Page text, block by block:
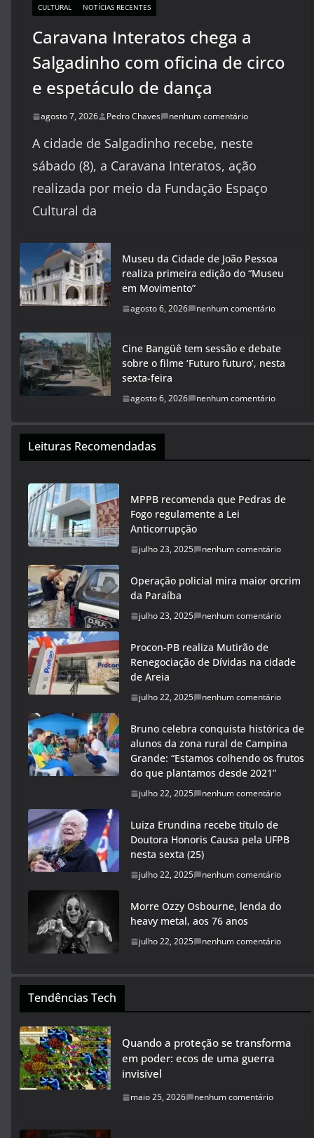
CULTURAL NOTÍCIAS RECENTES
Caravana Interatos chega a
Salgadinho com oficina de circo
e espetáculo de dança
agosto 7, 2026 Pedro Chaves nenhum comentário
A cidade de Salgadinho recebe, neste
sábado (8), a Caravana Interatos, ação
realizada por meio da Fundação Espaço
Cultural da
Museu da Cidade de João Pessoa
realiza primeira edição do “Museu
em Movimento”
agosto 6, 2026 nenhum comentário
Cine Bangüê tem sessão e debate
sobre o filme ‘Futuro futuro’, nesta
sexta-feira
agosto 6, 2026 nenhum comentário
Leituras Recomendadas
MPPB recomenda que Pedras de
Fogo regulamente a Lei
Anticorrupção
julho 23, 2025 nenhum comentário
Operação policial mira maior orcrim
da Paraíba
julho 23, 2025 nenhum comentário
Procon-PB realiza Mutirão de
Renegociação de Dívidas na cidade
de Areia
julho 22, 2025 nenhum comentário
Bruno celebra conquista histórica de
alunos da zona rural de Campina
Grande: “Estamos colhendo os frutos
do que plantamos desde 2021”
julho 22, 2025 nenhum comentário
Luiza Erundina recebe título de
Doutora Honoris Causa pela UFPB
nesta sexta (25)
julho 22, 2025 nenhum comentário
Morre Ozzy Osbourne, lenda do
heavy metal, aos 76 anos
julho 22, 2025 nenhum comentário
Tendências Tech
Quando a proteção se transforma
em poder: ecos de uma guerra
invisível
maio 25, 2026 nenhum comentário